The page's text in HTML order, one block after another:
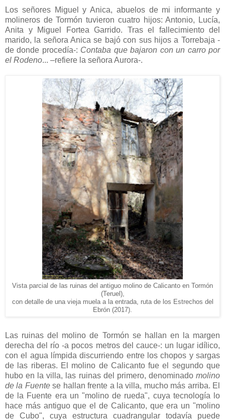
Los señores Miguel y Anica, abuelos de mi informante y
molineros de Tormón tuvieron cuatro hijos: Antonio, Lucía,
Anita y Miguel Fortea Garrido. Tras el fallecimiento del
marido, la señora Anica se bajó con sus hijos a Torrebaja -
de donde procedía-: Contaba que bajaron con un carro por
el Rodeno... –refiere la señora Aurora-.
Vista parcial de las ruinas del antiguo molino de Calicanto en Tormón
(Teruel),
con detalle de una vieja muela a la entrada, ruta de los Estrechos del
Ebrón (2017).
Las ruinas del molino de Tormón se hallan en la margen
derecha del río -a pocos metros del cauce-: un lugar idílico,
con el agua límpida discurriendo entre los chopos y sargas
de las riberas. El molino de Calicanto fue el segundo que
hubo en la villa, las ruinas del primero, denominado molino
de la Fuentese hallan frente a la villa, mucho más arriba. El
de la Fuente era un "molino de rueda", cuya tecnología lo
hace más antiguo que el de Calicanto, que era un "molino
de Cubo", cuya estructura cuadrangular todavía puede